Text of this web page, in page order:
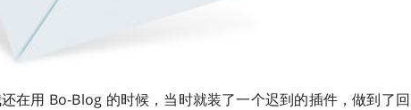
在用 Bo-Blog 的时候，当时就装了一个迟到的插件，做到了回